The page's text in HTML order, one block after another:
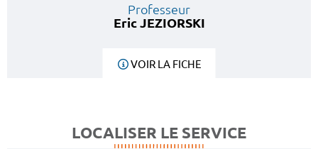
Professeur
Eric JEZIORSKI
VOIR LA FICHE
LOCALISER LE SERVICE